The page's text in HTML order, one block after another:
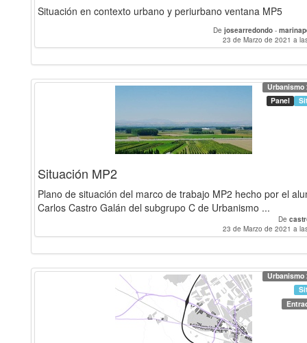
Situación en contexto urbano y periurbano ventana MP5
De josearredondo -
23 de Marzo de 2021 a
Urbanismo
Panel
Situación MP2
Plano de situación del marco de trabajo MP2 hecho por el
Carlos Castro Galán del subgrupo C de Urbanismo ...
De
23 de Marzo de 2021 a
Urbanismo